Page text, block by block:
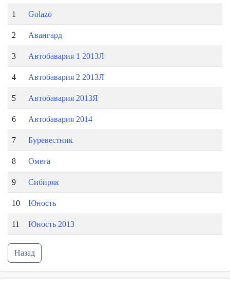
1 Golazo
2 Авангард
3 Автобавария 1 2013Л
4 Автобавария 2 2013Л
5 Автобавария 2013Я
6 Автобавария 2014
7 Буревестник
8 Омега
9 Сибиряк
10 Юность
11 Юность 2013
Назад